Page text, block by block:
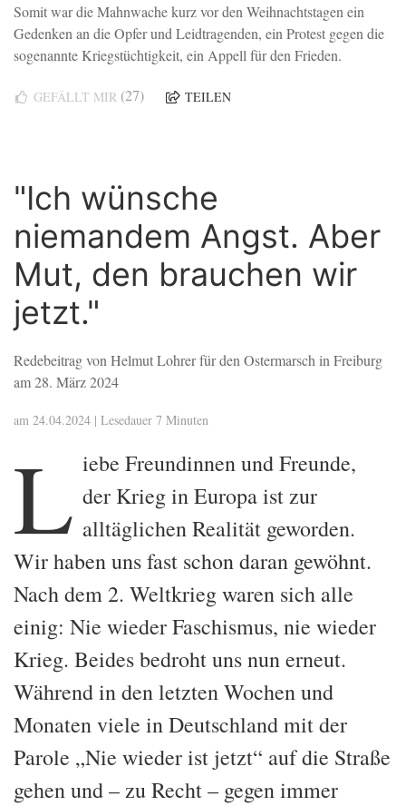
Somit war die Mahnwache kurz vor den Weihnachtstagen ein
Gedenken an die Opfer und Leidtragenden, ein Protest gegen die
sogenannte Kriegstüchtigkeit, ein Appell für den Frieden.
GEFÄLLT MIR (27) TEILEN
"Ich wünsche
niemandem Angst. Aber
Mut, den brauchen wir
jetzt."
Redebeitrag von Helmut Lohrer für den Ostermarsch in Freiburg
am 28. März 2024
am 24.04.2024 | Lesedauer 7 Minuten
L iebe Freundinnen und Freunde,
der Krieg in Europa ist zur
alltäglichen Realität geworden.
Wir haben uns fast schon daran gewöhnt.
Nach dem 2. Weltkrieg waren sich alle
einig: Nie wieder Faschismus, nie wieder
Krieg. Beides bedroht uns nun erneut.
Während in den letzten Wochen und
Monaten viele in Deutschland mit der
Parole „Nie wieder ist jetzt“ auf die Straße
gehen und – zu Recht – gegen immer